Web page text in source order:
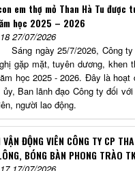
em thợ mỏ Than Hà Tu
học 2025 – 2026
27/07/2026
ngày 25/7/2026, Công ty
gặp mặt, tuyên dương,
học 2025 - 2026. Đây là
Ban lãnh đạo Công ty đối
người lao động.
ĐỘNG VIÊN CÔNG TY CP
BÓNG BÀN PHONG TRÀO